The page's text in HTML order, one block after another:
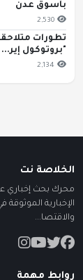
بأسوق عدن
2,530
تطورات
"بروتوكول إير...
2,134
الخلاصة نت
محرك بحث إخباري
الإخبارية
والاقتصا...
روابط مهمة